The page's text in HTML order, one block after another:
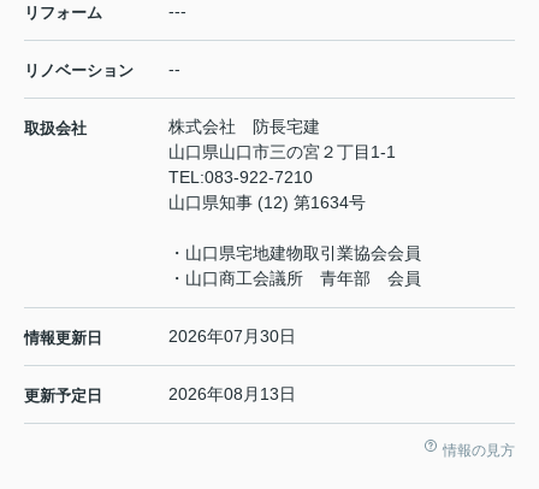
リフォーム ---
リノベーション --
取扱会社
株式会社 防長宅建
山口県山口市三の宮２丁目1-1
TEL:083-922-7210
山口県知事 (12) 第1634号
・山口県宅地建物取引業協会会員
・山口商工会議所 青年部 会員
情報更新日 2026年07月30日
更新予定日 2026年08月13日
情報の見方